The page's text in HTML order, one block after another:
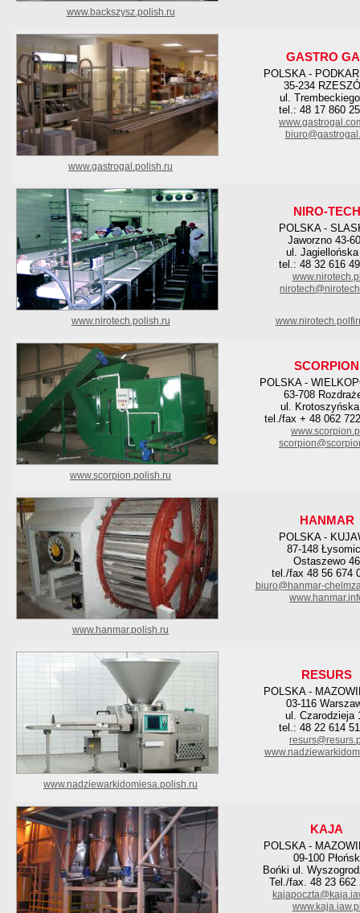
www.backszysz.polish.ru
GASTRO
POLSKA -
35-234
ul.
tel.: 48 17 860
www.gastrogal.polish.ru
NIRO-TECH
POLSKA -
Jaworzno 43-
ul.
tel.: 48 32 616
www.nirotech.polish.ru
SCORPION
POLSKA -
63-708
ul.
tel./fax + 48 062
www.scorpion.polish.ru
HANMAR
POLSKA -
87-148
Ostaszewo 46
tel./fax 48 56 674
biuro@hanmar-
www.hanmar.polish.ru
RESURS
POLSKA -
03-116
ul. Czarodzieja
tel.: 48 22 614
www.nadziewarkidomiesa.polish.ru
KAJA
POLSKA -
09-100 Płońsk
Bońki ul.
Tel./fax. 48 23 662